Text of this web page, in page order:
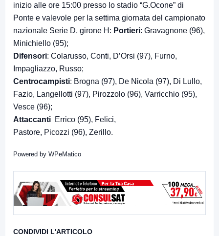
inizio alle ore 15:00 presso lo stadio “G.Ocone” di
Ponte e valevole per la settima giornata del campionato
nazionale Serie D, girone H: Portieri: Gravagnone (96),
Minichiello (95);
Difensori: Colarusso, Conti, D’Orsi (97), Furno,
Impagliazzo, Russo;
Centrocampisti: Brogna (97), De Nicola (97), Di Lullo,
Fazio, Langellotti (97), Pirozzolo (96), Varricchio (95),
Vesce (96);
Attaccanti Errico (95), Felici,
Pastore, Picozzi (96), Zerillo.
Powered by WPeMatico
CONDIVIDI L'ARTICOLO